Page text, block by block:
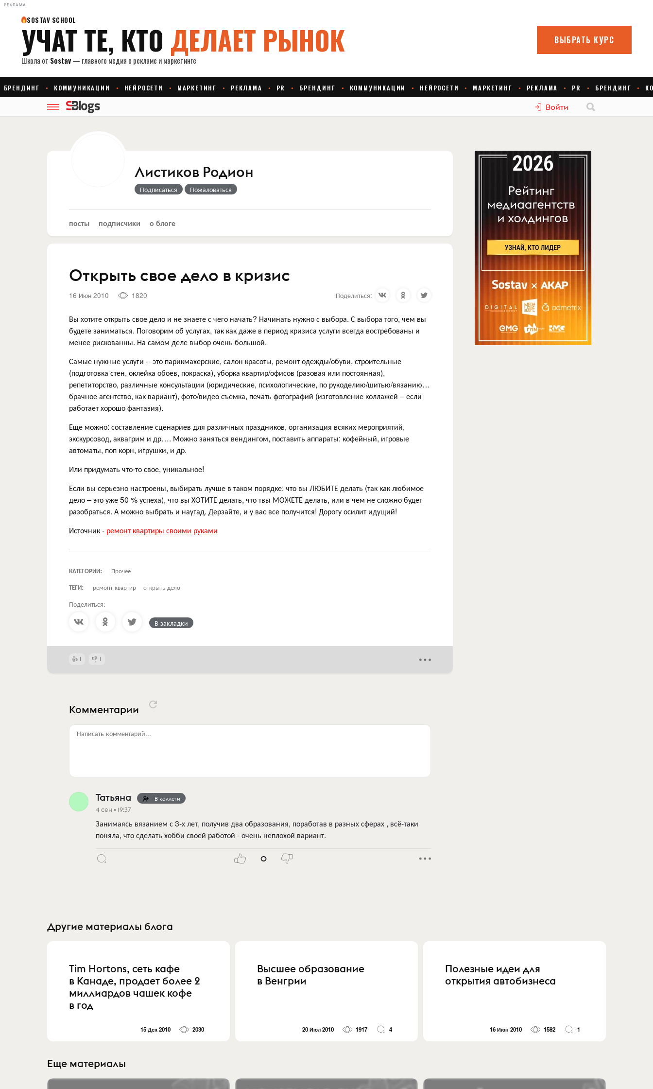
РЕКЛАМА
Войти
Листиков Родион
Подписаться Пожаловаться
посты подписчики о блоге
Открыть свое дело в кризис
16 Июн 2010 1820 Поделиться:
Вы хотите открыть свое дело и не знаете с чего начать? Начинать нужно с выбора. С выбора того, чем вы
будете заниматься. Поговорим об услугах, так как даже в период кризиса услуги всегда востребованы и
менее рискованны. На самом деле выбор очень большой.
Самые нужные услуги -- это парикмахерские, салон красоты, ремонт одежды/обуви, строительные
(подготовка стен, оклейка обоев, покраска), уборка квартир/офисов (разовая или постоянная),
репетиторство, различные консультации (юридические, психологические, по рукоделию/шитью/вязанию…
брачное агентство, как вариант), фото/видео съемка, печать фотографий (изготовление коллажей – если
работает хорошо фантазия).
Еще можно: составление сценариев для различных праздников, организация всяких мероприятий,
экскурсовод, аквагрим и др…. Можно заняться вендингом, поставить аппараты: кофейный, игровые
автоматы, поп корн, игрушки, и др.
Или придумать что-то свое, уникальное!
Если вы серьезно настроены, выбирать лучше в таком порядке: что вы ЛЮБИТЕ делать (так как любимое
дело – это уже 50 % успеха), что вы ХОТИТЕ делать, что твы МОЖЕТЕ делать, или в чем не сложно будет
разобраться. А можно выбрать и наугад. Дерзайте, и у вас все получится! Дорогу осилит идущий!
Источник - ремонт квартиры своими руками
КАТЕГОРИИ:
Прочее
ТЕГИ:
ремонт квартир открыть дело
Поделиться:
В закладки
1 1
Комментарии
Написать комментарий...
Татьяна В коллеги
4 сен • 19:37
Занимаясь вязанием с 3-х лет, получив два образования, поработав в разных сферах , всё-таки
поняла, что сделать хобби своей работой - очень неплохой вариант.
0
Другие материалы блога
Tim Hortons, сеть кафе
в Канаде, продает более 2
миллиардов чашек кофе
в год
15 Дек 2010 2030
Высшее образование
в Венгрии
20 Июл 2010 1917 4
Полезные идеи для
открытия автобизнеса
16 Июн 2010 1582 1
Еще материалы